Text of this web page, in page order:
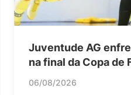
Juventude AG
na final da Copa de
06/08/2026